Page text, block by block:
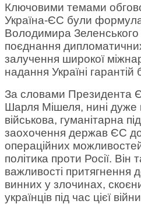
Ключовими темами
Україна-ЄС були
Володимира Зеленського
поєднання
залучення широкої
надання Україні гарантій
За словами Президента
Шарля Мішеля, нині дуже
військова, гуманітарна
заохочення держав ЄС до
операційних
політика проти Росії. Він
важливості притягнення
винних у злочинах,
українців під час цієї